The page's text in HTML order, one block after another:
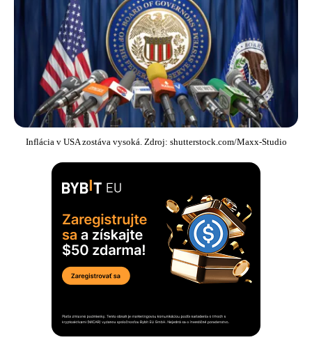
Inflácia v USA zostáva vysoká. Zdroj: shutterstock.com/Maxx-Studio